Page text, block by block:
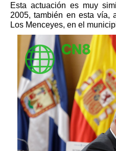
Esta actuación es muy
2005, también en esta vía,
Los Menceyes, en el